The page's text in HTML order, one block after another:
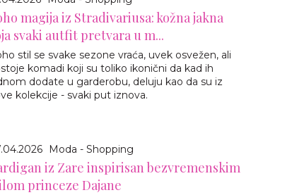
magija iz Stradivariusa: kožna jakna
svaki autfit pretvara u m...
stil se svake sezone vraća, uvek osvežen, ali
komadi koji su toliko ikonični da kad ih
dodate u garderobu, deluju kao da su iz
kolekcije - svaki put iznova.
Moda - Shopping
iz Zare inspirisan bezvremenskim
princeze Dajane